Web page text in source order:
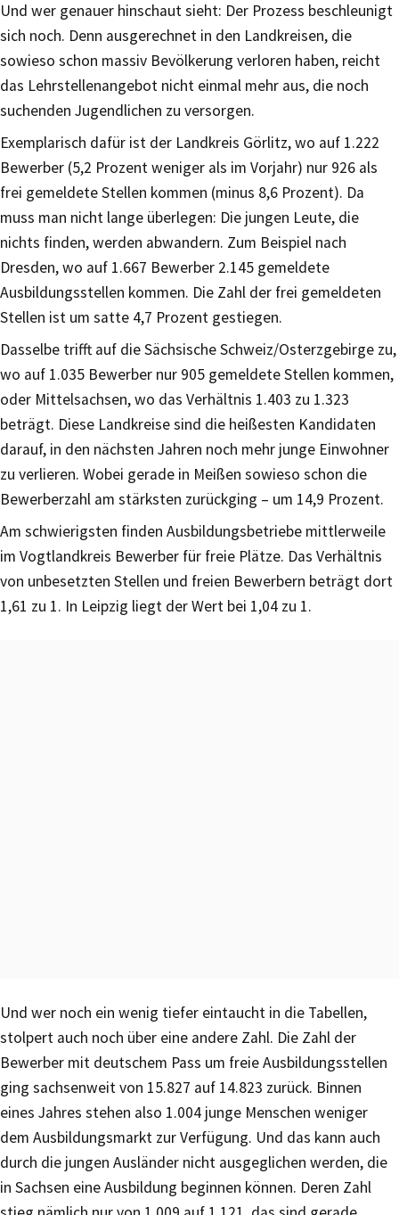
Und wer genauer hinschaut sieht: Der Prozess beschleunigt
sich noch. Denn ausgerechnet in den Landkreisen, die
sowieso schon massiv Bevölkerung verloren haben, reicht
das Lehrstellenangebot nicht einmal mehr aus, die noch
suchenden Jugendlichen zu versorgen.
Exemplarisch dafür ist der Landkreis Görlitz, wo auf 1.222
Bewerber (5,2 Prozent weniger als im Vorjahr) nur 926 als
frei gemeldete Stellen kommen (minus 8,6 Prozent). Da
muss man nicht lange überlegen: Die jungen Leute, die
nichts finden, werden abwandern. Zum Beispiel nach
Dresden, wo auf 1.667 Bewerber 2.145 gemeldete
Ausbildungsstellen kommen. Die Zahl der frei gemeldeten
Stellen ist um satte 4,7 Prozent gestiegen.
Dasselbe trifft auf die Sächsische Schweiz/Osterzgebirge zu,
wo auf 1.035 Bewerber nur 905 gemeldete Stellen kommen,
oder Mittelsachsen, wo das Verhältnis 1.403 zu 1.323
beträgt. Diese Landkreise sind die heißesten Kandidaten
darauf, in den nächsten Jahren noch mehr junge Einwohner
zu verlieren. Wobei gerade in Meißen sowieso schon die
Bewerberzahl am stärksten zurückging – um 14,9 Prozent.
Am schwierigsten finden Ausbildungsbetriebe mittlerweile
im Vogtlandkreis Bewerber für freie Plätze. Das Verhältnis
von unbesetzten Stellen und freien Bewerbern beträgt dort
1,61 zu 1. In Leipzig liegt der Wert bei 1,04 zu 1.
Und wer noch ein wenig tiefer eintaucht in die Tabellen,
stolpert auch noch über eine andere Zahl. Die Zahl der
Bewerber mit deutschem Pass um freie Ausbildungsstellen
ging sachsenweit von 15.827 auf 14.823 zurück. Binnen
eines Jahres stehen also 1.004 junge Menschen weniger
dem Ausbildungsmarkt zur Verfügung. Und das kann auch
durch die jungen Ausländer nicht ausgeglichen werden, die
in Sachsen eine Ausbildung beginnen können. Deren Zahl